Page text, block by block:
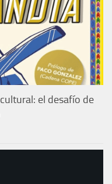
el desafío de